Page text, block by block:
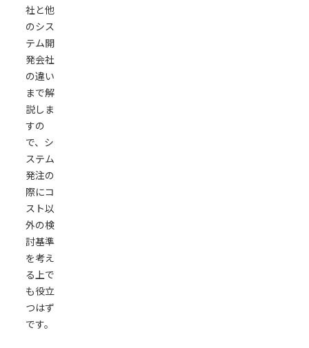
社と他
のシス
テム開
発会社
の違い
まで解
説しま
すの
で、シ
ステム
発注の
際にコ
スト以
外の検
討基準
を考え
る上で
も役立
つはず
です。